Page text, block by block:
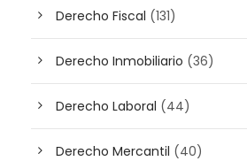
Derecho Fiscal (131)
Derecho Inmobiliario (36)
Derecho Laboral (44)
Derecho Mercantil (40)